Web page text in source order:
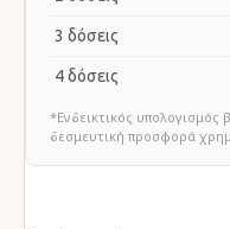
3 δόσεις
4 δόσεις
*Ενδεικτικός υπολογισμός
δεσμευτική προσφορά